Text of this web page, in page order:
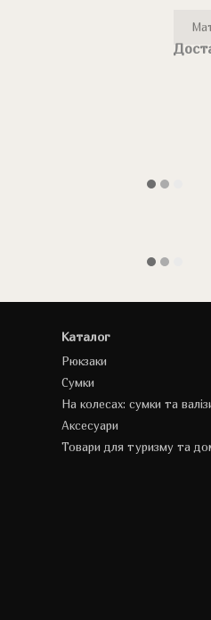
Каталог
Рюкзаки
Сумки
На колесах: сумки та
Аксесуари
Товари для туризму та